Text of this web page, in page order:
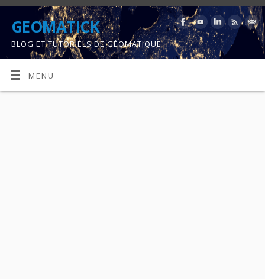
GEOMATICK
BLOG ET TUTORIELS DE GÉOMATIQUE
MENU